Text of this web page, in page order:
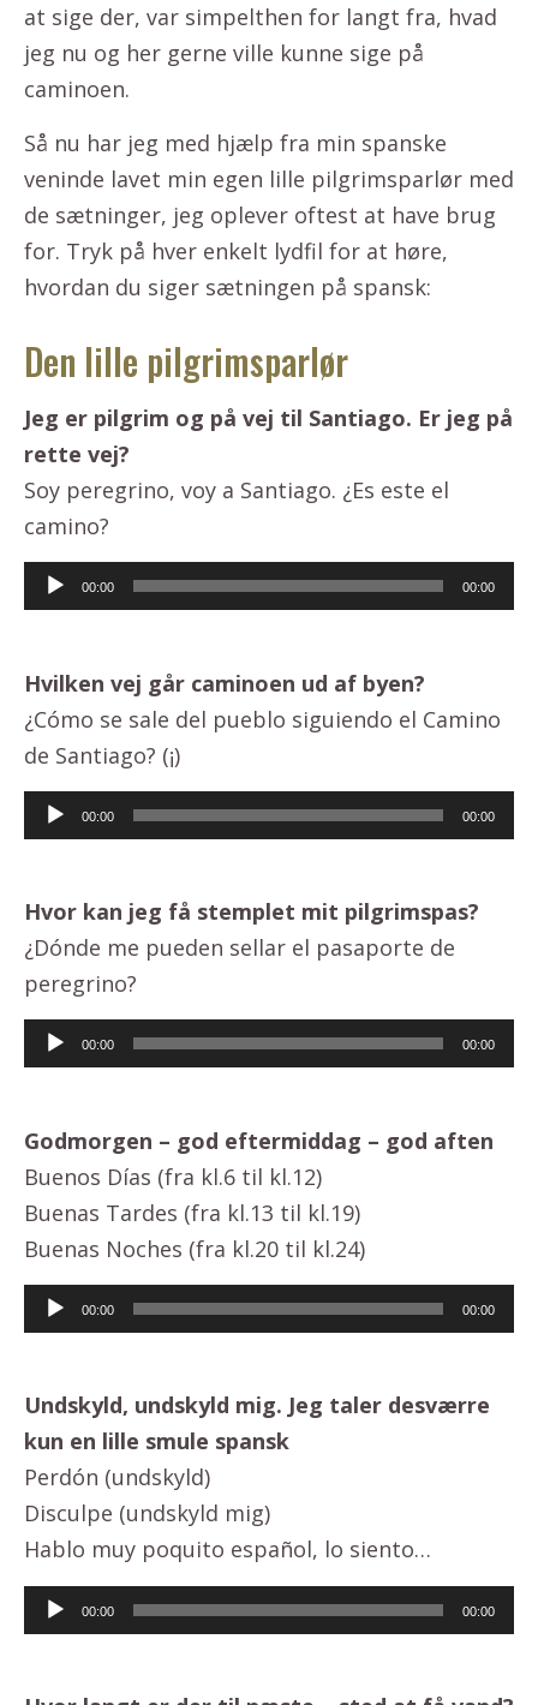
at sige der, var simpelthen for langt fra, hvad
jeg nu og her gerne ville kunne sige på
caminoen.
Så nu har jeg med hjælp fra min spanske
veninde lavet min egen lille pilgrimsparlør med
de sætninger, jeg oplever oftest at have brug
for. Tryk på hver enkelt lydfil for at høre,
hvordan du siger sætningen på spansk:
Den lille pilgrimsparlør
Jeg er pilgrim og på vej til Santiago. Er jeg på
rette vej?
Soy peregrino, voy a Santiago. ¿Es este el
camino?
Lydafspiller
00:00 00:00
Hvilken vej går caminoen ud af byen?
¿Cómo se sale del pueblo siguiendo el Camino
de Santiago? (¡)
Lydafspiller
00:00 00:00
Hvor kan jeg få stemplet mit pilgrimspas?
¿Dónde me pueden sellar el pasaporte de
peregrino?
Lydafspiller
00:00 00:00
Godmorgen – god eftermiddag – god aften
Buenos Días (fra kl.6 til kl.12)
Buenas Tardes (fra kl.13 til kl.19)
Buenas Noches (fra kl.20 til kl.24)
Lydafspiller
00:00 00:00
Undskyld, undskyld mig. Jeg taler desværre
kun en lille smule spansk
Perdón (undskyld)
Disculpe (undskyld mig)
Hablo muy poquito español, lo siento…
Lydafspiller
00:00 00:00